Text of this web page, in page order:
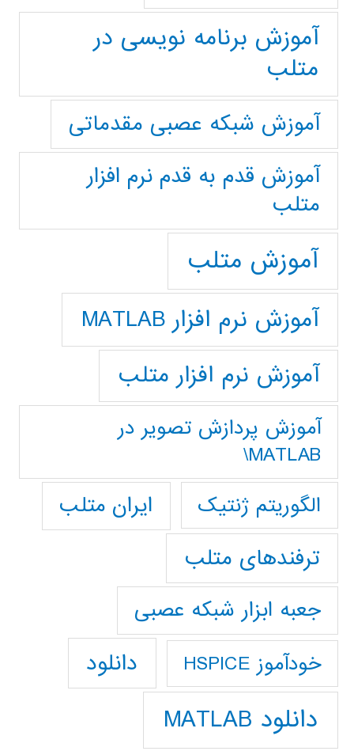
آموزش برنامه نویسی در
متلب
آموزش شبکه عصبی مقدماتی
آموزش قدم به قدم نرم افزار
متلب
آموزش متلب
آموزش نرم افزار MATLAB
آموزش نرم افزار متلب
آموزش پردازش تصوير در
MATLAB\
الگوریتم ژنتیک
ایران متلب
ترفندهای متلب
جعبه ابزار شبکه عصبی
خودآموز HSPICE دانلود
دانلود MATLAB